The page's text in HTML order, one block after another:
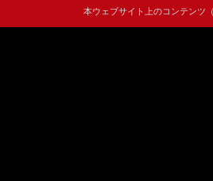
本ウェブサイト上のコンテンツ